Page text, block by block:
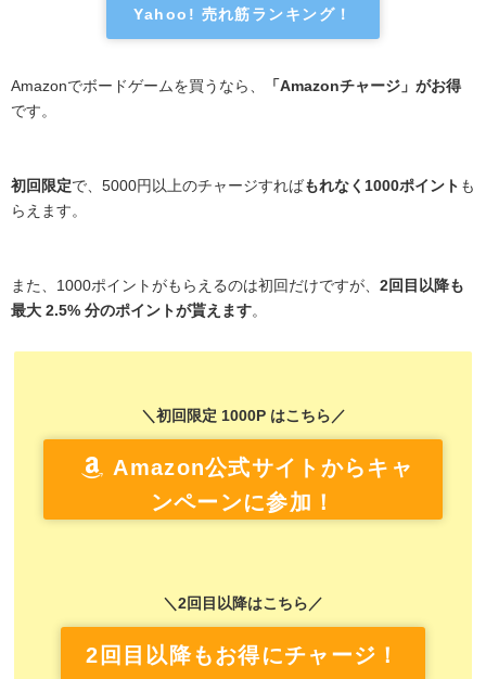
Yahoo! 売れ筋ランキング！
Amazonでボードゲームを買うなら、
「Amazonチャージ」がお得
です。
初回限定で、5000円以上のチャージすればもれなく1000ポイント も
らえます。
また、1000ポイントがもらえるのは初回だけですが、 2回目以降も
最大 2.5% 分のポイントが貰えます。
＼初回限定 1000P はこちら／
Amazon公式サイトからキャ
ンペーンに参加！
＼2回目以降はこちら／
2回目以降もお得にチャージ！